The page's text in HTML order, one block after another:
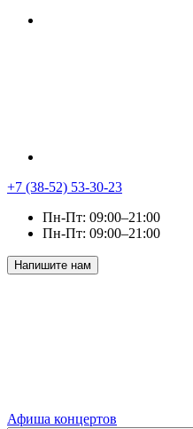
+7 (38-52) 53-30-23
Пн-Пт: 09:00–21:00
Пн-Пт: 09:00–21:00
Напишите нам
Афиша концертов